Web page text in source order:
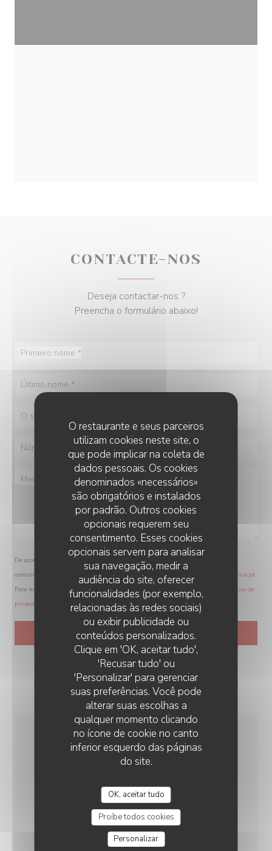
O restaurante e seus parceiros
utilizam cookies neste site, o
que pode implicar na coleta de
dados pessoais. Os cookies
denominados «necessários»
são obrigatórios e instalados
por padrão. Outros cookies
opcionais requerem seu
consentimento. Esses cookies
opcionais servem para analisar
sua navegação, medir a
audiência do site, oferecer
funcionalidades (por exemplo,
relacionadas às redes sociais)
ou exibir publicidade ou
conteúdos personalizados.
Clique em 'OK, aceitar tudo',
'Recusar tudo' ou
'Personalizar' para gerenciar
suas preferências. Você pode
alterar suas escolhas a
qualquer momento clicando
no ícone de cookie no canto
inferior esquerdo das páginas
do site.
OK, aceitar tudo
Proíbe todos cookies
Personalizar
CONTACTE-NOS
Deseja contactar-nos ?
Preencha o formulário abaixo!
De acordo com a legislação de proteção de dados, tem o direito de se opor a
comunicações de marketing. Pode registar-se na Lista Robinson através de
robinson.pt.
Para mais informações sobre o tratamento dos seus dados, consulte a nossa
política de
privacidade
INFORMAÇÕES GERAIS
CULINÁRIA
Caseiro, produtos frescos
SERVIÇOS
Interdit aux chiens
LA VIEILLE FORGE